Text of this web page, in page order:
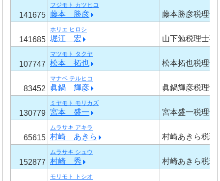
141675
フジモト カツヒコ
藤本 勝彦 藤本勝彦税理士
141685
ホリエ ヒロシ
堀江 宏 山下勉税理士事
107747
マツモト タクヤ
松本 拓也 松本拓也税理士
83452
マナベ テルヒコ
眞鍋 輝彦 眞鍋輝彦税理士
130779
ミヤモト モリカズ
宮本 盛一 宮本盛一税理士
65615
ムラサキ アキラ
村崎 あきら 村崎あきら税理
152877
ムラサキ シュウ
村崎 秀 村崎あきら税理
モリモト トシオ